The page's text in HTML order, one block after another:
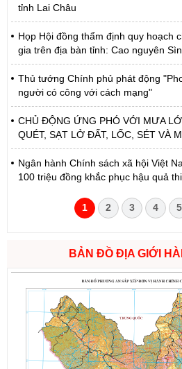
tỉnh Lai Châu
Họp Hội đồng thẩm định quy hoạch
gia trên địa bàn tỉnh: Cao nguyên
Thủ tướng Chính phủ phát động
người có công với cách mạng"
CHỦ ĐỘNG ỨNG PHÓ VỚI MƯA
QUÉT, SẠT LỞ ĐẤT, LỐC, SÉT VÀ
Ngân hành Chính sách xã hội Việt
100 triệu đồng khắc phục hậu quả
1 2 3 4 5
BẢN ĐỒ ĐỊA GIỚI